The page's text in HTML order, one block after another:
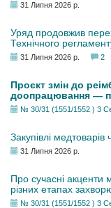
31 Липня 2026 р.
Уряд продовжив
Технічного
31 Липня 2026 р. 2
Проєкт змін до
доопрацювання —
№ 30/31 (1551/1552 ) 3
Закупівлі
31 Липня 2026 р.
Про сучасні акценти
різних етапах
№ 30/31 (1551/1552 ) 3